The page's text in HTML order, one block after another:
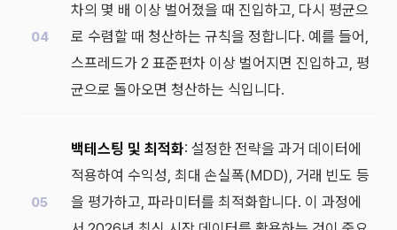
차의 몇 배 이상 벌어졌을 때 진입하고, 다시 평균으
로 수렴할 때 청산하는 규칙을 정합니다. 예를 들어,
스프레드가 2 표준편차 이상 벌어지면 진입하고, 평
균으로 돌아오면 청산하는 식입니다.
백테스팅 및 최적화: 설정한 전략을 과거 데이터에
적용하여 수익성, 최대 손실폭(MDD), 거래 빈도 등
을 평가하고, 파라미터를 최적화합니다. 이 과정에